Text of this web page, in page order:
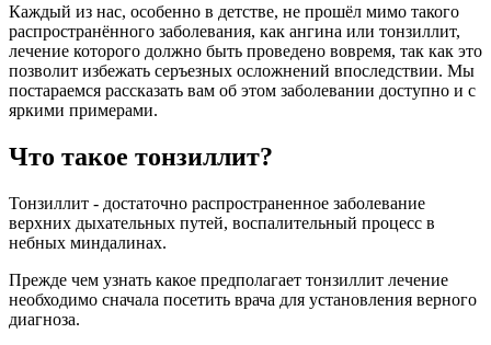
Каждый из нас, особенно в детстве, не прошёл мимо такого
распространённого заболевания, как ангина или тонзиллит,
лечение которого должно быть проведено вовремя, так как это
позволит избежать серъезных осложнений впоследствии. Мы
постараемся рассказать вам об этом заболевании доступно и с
яркими примерами.
Что такое тонзиллит?
Тонзиллит - достаточно распространенное заболевание
верхних дыхательных путей, воспалительный процесс в
небных миндалинах.
Прежде чем узнать какое предполагает тонзиллит лечение
необходимо сначала посетить врача для установления верного
диагноза.